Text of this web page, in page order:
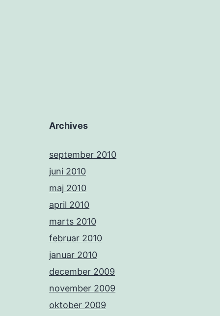
Archives
september 2010
juni 2010
maj 2010
april 2010
marts 2010
februar 2010
januar 2010
december 2009
november 2009
oktober 2009